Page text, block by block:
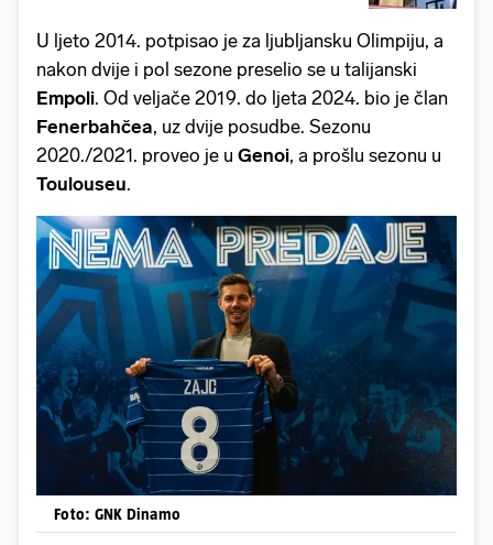
U ljeto 2014. potpisao je za ljubljansku Olimpiju, a
nakon dvije i pol sezone preselio se u talijanski
Empoli. Od veljače 2019. do ljeta 2024. bio je član
Fenerbahčea, uz dvije posudbe. Sezonu
2020./2021. proveo je u Genoi, a prošlu sezonu u
Toulouseu.
Foto: GNK Dinamo